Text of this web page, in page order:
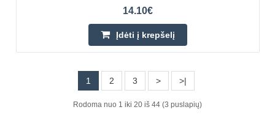
Įdėti į krepšelį
14.10€
Įdėti į krepšelį
1 2 3 > >|
Rodoma nuo 1 iki 20 iš 44 (3 puslapių)